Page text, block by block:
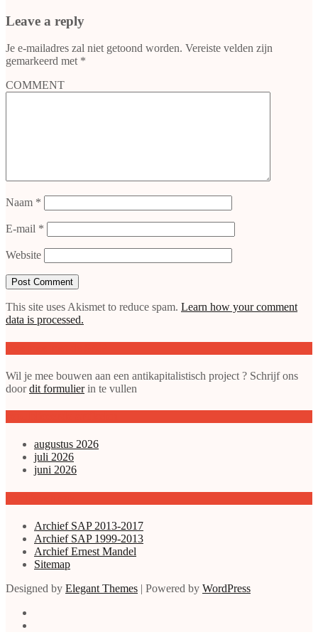
Leave a reply
Je e-mailadres zal niet getoond worden. Vereiste velden zijn
gemarkeerd met *
COMMENT
Naam *
E-mail *
Website
This site uses Akismet to reduce spam. Learn how your comment
data is processed.
Wil je mee bouwen aan een antikapitalistisch project ? Schrijf ons
doordit formulierin te vullen
augustus 2026
juli 2026
juni 2026
Archief SAP 2013-2017
Archief SAP 1999-2013
Archief Ernest Mandel
Sitemap
Designed by Elegant Themes | Powered by WordPress